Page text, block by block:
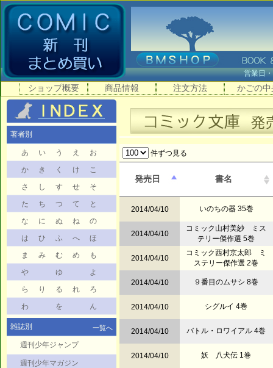
営業
ショップ概要 商品情報 注文方法 かごの中
著者別
あ い う え
お
か
き く け
こ
さ
し す せ
そ
た
ち つ て
と
な
に ぬ ね
の
は
ひ ふ へ
ほ
ま
み む め
も
や
ゆ
よ
ら
り る れ
ろ
わ
を ん
雑誌別 一覧へ
週刊少年ジャンプ
週刊少年マガジン
件ずつ見る
発売日 書名
2014/04/10 いのちの器 35巻
2014/04/10
コミック山村美紗 ミス
テリー傑作選 5巻
2014/04/10
コミック西村京太郎 ミ
ステリー傑作選 2巻
2014/04/10 ９番目のムサシ 8巻
2014/04/10 シグルイ 4巻
2014/04/10 バトル・ロワイアル 4巻
2014/04/10 妖 八犬伝 1巻